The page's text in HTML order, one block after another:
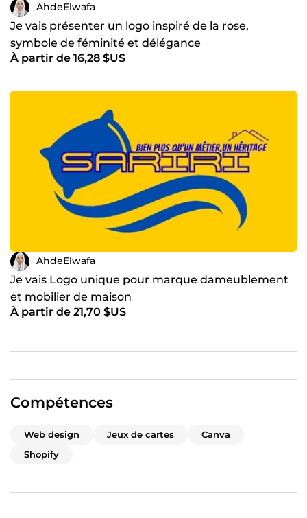
AhdeElwafa
Je vais présenter un logo inspiré de la rose,
symbole de féminité et délégance
À partir de 16,28 $US
AhdeElwafa
Je vais Logo unique pour marque dameublement
et mobilier de maison
À partir de 21,70 $US
Compétences
Web design Jeux de cartes
Canva
Shopify